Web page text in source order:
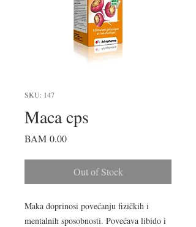
SKU: 147
Maca cps
BAM 0.00Price
Out of Stock
Maka doprinosi povećanju fizičkih i
mentalnih sposobnosti. Povećava libido i